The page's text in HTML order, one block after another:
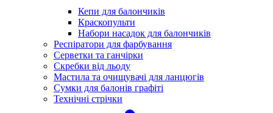
Кепи для балончиків
Краскопульти
Набори насадок для балончиків
Респіратори для фарбування
Серветки та ганчірки
Скребки від льоду
Мастила та очищувачі для ланцюгів
Сумки для балонів графіті
Технічні стрічки